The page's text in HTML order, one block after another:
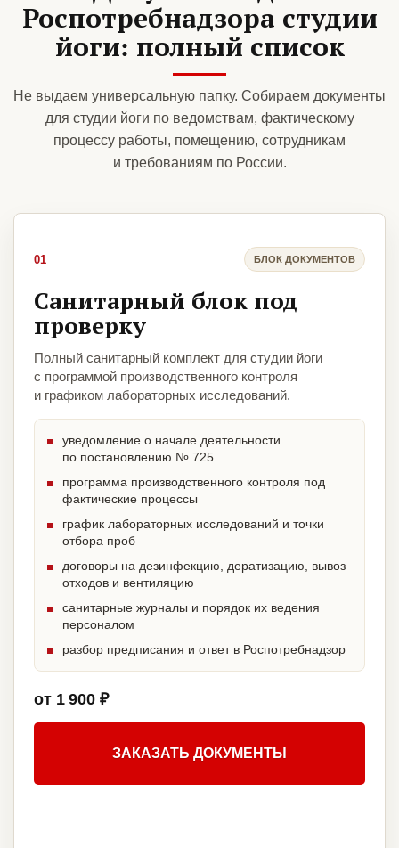
Роспотребнадзора студии
йоги: полный список
Не выдаем универсальную папку. Собираем документы
для студии йоги по ведомствам, фактическому
процессу работы, помещению, сотрудникам
и требованиям по России.
01 БЛОК ДОКУМЕНТОВ
Санитарный блок под
проверку
Полный санитарный комплект для студии йоги
с программой производственного контроля
и графиком лабораторных исследований.
уведомление о начале деятельности
по постановлению № 725
программа производственного контроля под
фактические процессы
график лабораторных исследований и точки
отбора проб
договоры на дезинфекцию, дератизацию, вывоз
отходов и вентиляцию
санитарные журналы и порядок их ведения
персоналом
разбор предписания и ответ в Роспотребнадзор
от 1 900 ₽
ЗАКАЗАТЬ ДОКУМЕНТЫ